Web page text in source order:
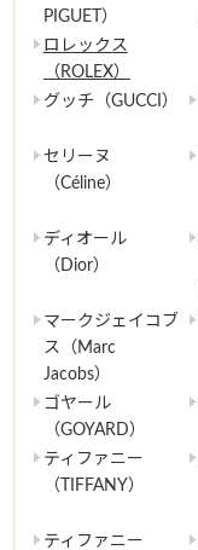
PIGUET）
ロレックス
（ROLEX）
グッチ（GUCCI）
セリーヌ
（Céline）
ディオール
（Dior）
マークジェイコブ
ス（Marc
Jacobs）
ゴヤール
（GOYARD）
ティファニー
（TIFFANY）
ティファニー